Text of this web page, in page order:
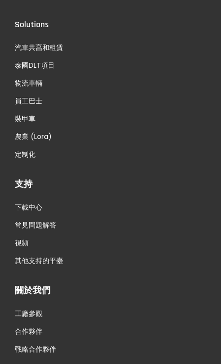
Solutions
汽車共亯和租賃
泰國DLT項目
物流車輛
員工巴士
裝甲車
農業 (Lora)
定制化
支持
下載中心
常見問題解答
視頻
其他支持的平臺
關於我們
工廠參觀
合作夥伴
戰略合作夥伴